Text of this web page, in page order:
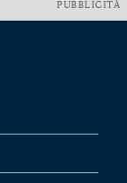
PUBBLICITÀ